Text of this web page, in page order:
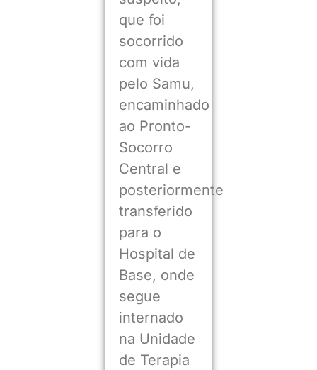
que foi
socorrido
com vida
pelo Samu,
encaminhado
ao Pronto-
Socorro
Central e
posteriormente
transferido
para o
Hospital de
Base, onde
segue
internado
na Unidade
de Terapia